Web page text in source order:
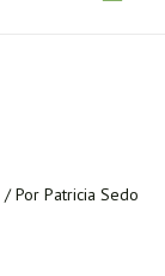
/ Por Patricia Sedo